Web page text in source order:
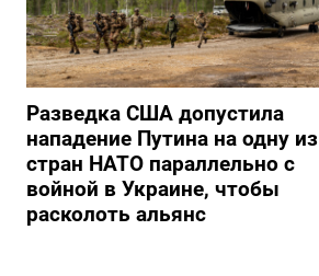
Разведка США допустила
нападение Путина на одну из
стран НАТО параллельно с
войной в Украине, чтобы
расколоть альянс